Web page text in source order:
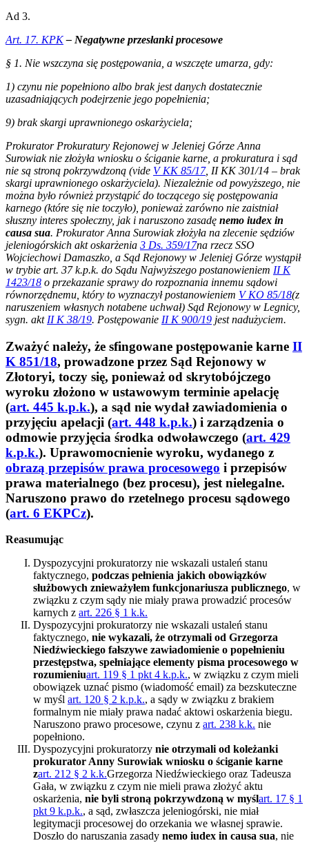
Ad 3.
Art. 17. KPK– Negatywne przesłanki procesowe
§ 1. Nie wszczyna się postępowania, a wszczęte umarza, gdy:
1) czynu nie popełniono albo brak jest danych dostatecznie
uzasadniających podejrzenie jego popełnienia;
9) brak skargi uprawnionego oskarżyciela;
Prokurator Prokuratury Rejonowej w Jeleniej Górze Anna
Surowiak nie złożyła wniosku o ściganie karne, a prokuratura i sąd
nie są stroną pokrzywdzoną (vide V KK 85/17, II KK 301/14 – brak
skargi uprawnionego oskarżyciela). Niezależnie od powyższego, nie
można było również przystąpić do toczącego się postępowania
karnego (które się nie toczyło), ponieważ zarówno nie zaistniał
słuszny interes społeczny, jak i naruszono zasadę nemo iudex in
causa sua. Prokurator Anna Surowiak złożyła na zlecenie sędziów
jeleniogórskich akt oskarżenia 3 Ds. 359/17na rzecz SSO
Wojciechowi Damaszko, a Sąd Rejonowy w Jeleniej Górze wystąpił
w trybie art. 37 k.p.k. do Sądu Najwyższego postanowieniem II K
1423/18 o przekazanie sprawy do rozpoznania innemu sądowi
równorzędnemu, który to wyznaczył postanowieniem V KO 85/18(z
naruszeniem własnych notabene uchwał) Sąd Rejonowy w Legnicy,
sygn. akt II K 38/19. Postępowanie II K 900/19 jest nadużyciem.
Zważyć należy, że sfingowane postępowanie karne II
K 851/18, prowadzone przez Sąd Rejonowy w
Złotoryi, toczy się, ponieważ od skrytobójczego
wyroku złożono w ustawowym terminie apelację
(art. 445 k.p.k.), a sąd nie wydał zawiadomienia o
przyjęciu apelacji (art. 448 k.p.k.) i zarządzenia o
odmowie przyjęcia środka odwoławczego (art. 429
k.p.k.). Uprawomocnienie wyroku, wydanego z
obrazą przepisów prawa procesowego i przepisów
prawa materialnego (bez procesu), jest nielegalne.
Naruszono prawo do rzetelnego procesu sądowego
(art. 6 EKPCz).
Reasumując
Dyspozycyjni prokuratorzy nie wskazali ustaleń stanu
faktycznego, podczas pełnienia jakich obowiązków
służbowych znieważyłem funkcjonariusza publicznego, w
związku z czym sądy nie miały prawa prowadzić procesów
karnych z art. 226 § 1 k.k.
Dyspozycyjni prokuratorzy nie wskazali ustaleń stanu
faktycznego, nie wykazali, że otrzymali od Grzegorza
Niedźwieckiego fałszywe zawiadomienie o popełnieniu
przestępstwa, spełniające elementy pisma procesowego w
rozumieniuart. 119 § 1 pkt 4 k.p.k., w związku z czym mieli
obowiązek uznać pismo (wiadomość email) za bezskuteczne
w myśl art. 120 § 2 k.p.k., a sądy w związku z brakiem
formalnym nie miały prawa nadać aktowi oskarżenia biegu.
Naruszono prawo procesowe, czynu z art. 238 k.k. nie
popełniono.
Dyspozycyjni prokuratorzy nie otrzymali od koleżanki
prokurator Anny Surowiak wniosku o ściganie karne
zart. 212 § 2 k.k.Grzegorza Niedźwieckiego oraz Tadeusza
Gała, w związku z czym nie mieli prawa złożyć aktu
oskarżenia, nie byli stroną pokrzywdzoną w myślart. 17 § 1
pkt 9 k.p.k., a sąd, zwłaszcza jeleniogórski, nie miał
legitymacji procesowej do orzekania we własnej sprawie.
Doszło do naruszania zasady nemo iudex in causa sua, nie